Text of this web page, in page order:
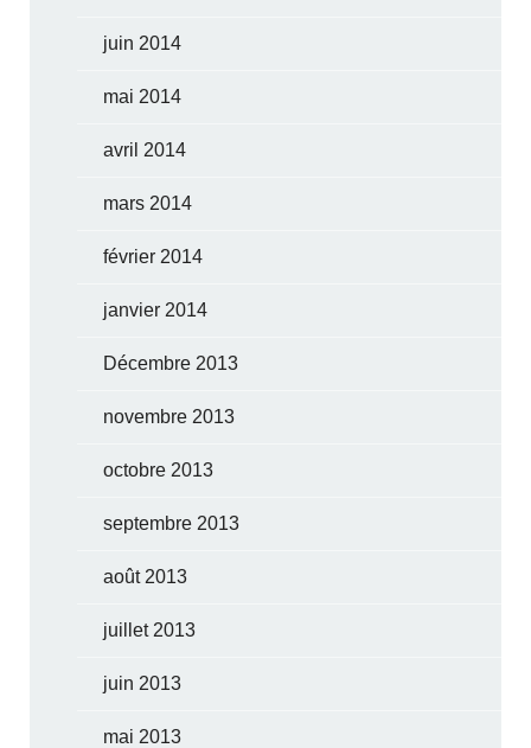
juin 2014
mai 2014
avril 2014
mars 2014
février 2014
janvier 2014
Décembre 2013
novembre 2013
octobre 2013
septembre 2013
août 2013
juillet 2013
juin 2013
mai 2013